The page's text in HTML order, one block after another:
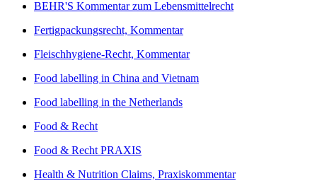
BEHR'S Kommentar zum Lebensmittelrecht
Fertigpackungsrecht, Kommentar
Fleischhygiene-Recht, Kommentar
Food labelling in China and Vietnam
Food labelling in the Netherlands
Food & Recht
Food & Recht PRAXIS
Health & Nutrition Claims, Praxiskommentar